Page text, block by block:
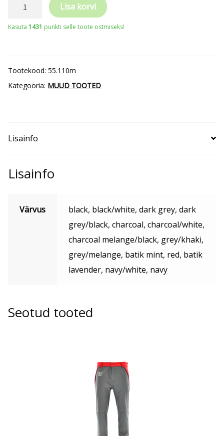
110M/110BM
Lisa korvi
Kasuta 1431 punkti selle toote ostmiseks!
Tootekood: 55.110m
Kategooria: MUUD TOOTED
Lisainfo
Lisainfo
Värvus
black, black/white, dark grey, dark
grey/black, charcoal, charcoal/white,
charcoal melange/black, grey/khaki,
grey/melange, batik mint, red, batik
lavender, navy/white, navy
Seotud tooted